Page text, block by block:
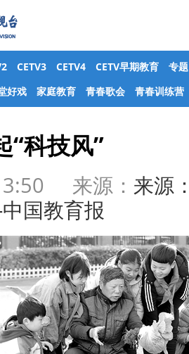
CETV3 CETV4 CETV早期教育
专题
好戏 家庭教育 青春歌会 青春训练营
“科技风”
来源： 来源
国教育报